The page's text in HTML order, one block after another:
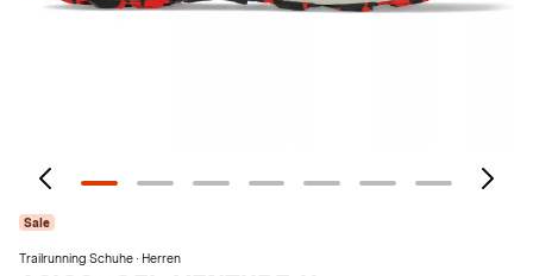
Sale
Trailrunning Schuhe · Herren